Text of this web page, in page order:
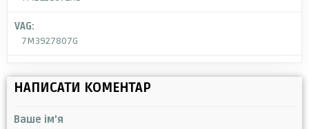
VAG:
7M3927807G
НАПИСАТИ КОМЕНТАР
Ваше ім'я